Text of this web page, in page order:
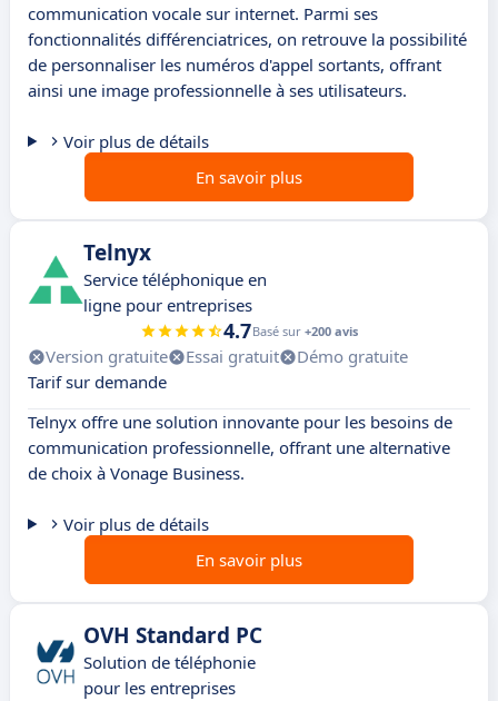
communication vocale sur internet. Parmi ses
fonctionnalités différenciatrices, on retrouve la possibilité
de personnaliser les numéros d'appel sortants, offrant
ainsi une image professionnelle à ses utilisateurs.
Voir plus de détails
En savoir plus
Telnyx
Service téléphonique en
ligne pour entreprises
4.7Basé sur +200 avis
Version gratuite Essai gratuit
Démo gratuite
Tarif sur demande
Telnyx offre une solution innovante pour les besoins de
communication professionnelle, offrant une alternative
de choix à Vonage Business.
Voir plus de détails
En savoir plus
OVH Standard PC
Solution de téléphonie
pour les entreprises